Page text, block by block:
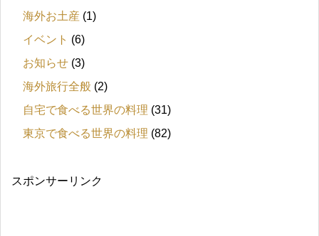
海外お土産 (1)
イベント (6)
お知らせ (3)
海外旅行全般 (2)
自宅で食べる世界の料理 (31)
東京で食べる世界の料理 (82)
スポンサーリンク